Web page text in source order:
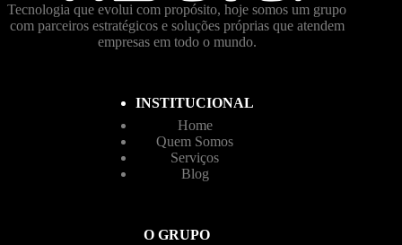
Tecnologia que evolui com propósito, hoje somos um grupo
com parceiros estratégicos e soluções próprias que atendem
empresas em todo o mundo.
INSTITUCIONAL
Home
Quem Somos
Serviços
Blog
O GRUPO